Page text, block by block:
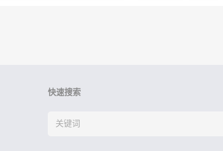
快速搜索